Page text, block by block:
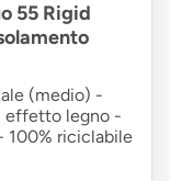
55 Rigid
(medio) -
effetto legno -
100% riciclabile